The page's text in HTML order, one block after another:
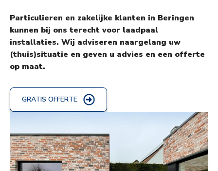
Particulieren en zakelijke klanten in Beringen
kunnen bij ons terecht voor laadpaal
installaties. Wij adviseren naargelang uw
(thuis)situatie en geven u advies en een offerte
op maat.
GRATIS OFFERTE